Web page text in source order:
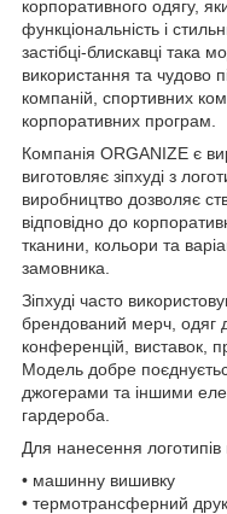
корпоративного одягу,
функціональність і
застібці-блискавці
використання та чудово
компаній, спортивних
корпоративних програм.
Компанія ORGANIZE є
виготовляє зіпхуді з
виробництво дозволяє
відповідно до
тканини, кольори та
замовника.
Зіпхуді часто
брендований мерч, одяг
конференцій, виставок,
Модель добре
джогерами та іншими
гардероба.
Для нанесення
• машинну вишивку
• термотрансферний друк